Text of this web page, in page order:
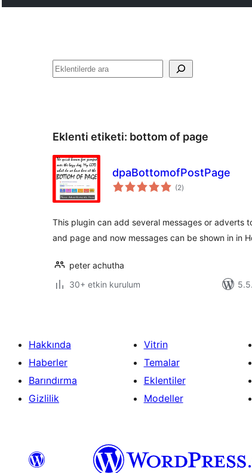
Ara
Eklenti etiketi: bottom of page
dpaBottomofPostPage
(2toplam
puan
)
This plugin can add several messages or adverts
and page and now messages can be shown in in
peter achutha
30+ etkin kurulum
Hakkında
Haberler
Barındırma
Gizlilik
Vitrin
Temalar
Eklentiler
Modeller